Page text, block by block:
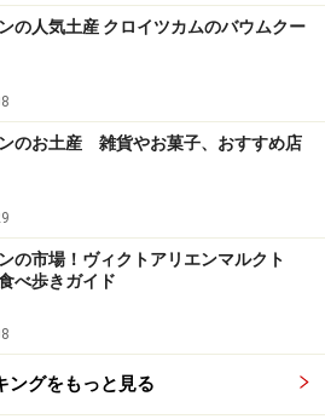
の人気土産 クロイツカムのバウムクー
のお土産 雑貨やお菓子、おすすめ店
の市場！ヴィクトアリエンマルクト
べ歩きガイド
ングをもっと見る